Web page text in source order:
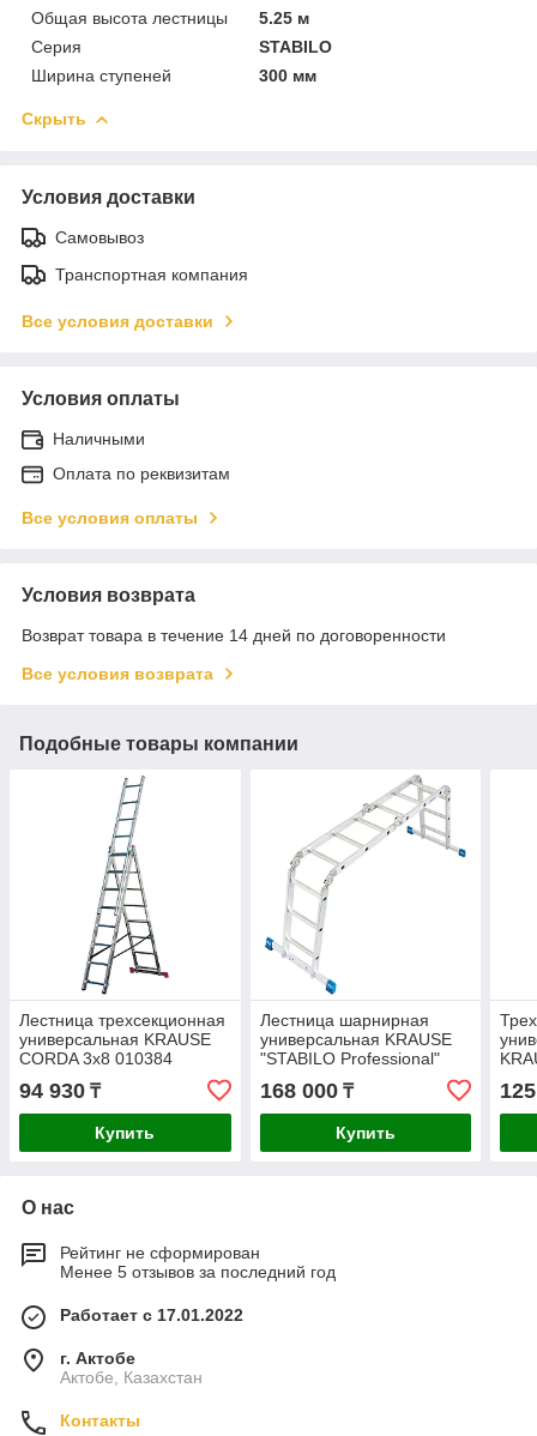
Общая высота лестницы
5.25 м
Серия
STABILO
Ширина ступеней
300 мм
Скрыть
Условия доставки
Самовывоз
Транспортная компания
Все условия доставки
Условия оплаты
Наличными
Оплата по реквизитам
Все условия оплаты
Условия возврата
Возврат товара в течение 14 дней по договоренности
Все условия возврата
Подобные товары компании
Лестница трехсекционная
универсальная KRAUSE
CORDA 3x8 010384
94 930 ₸
Купить
Лестница шарнирная
универсальная KRAUSE
"STABILO Professional"
4х3 123510
168 000₸
Купить
О нас
Рейтинг не сформирован
Менее 5 отзывов за последний год
Работает с 17.01.2022
г. Актобе
Актобе, Казахстан
Контакты